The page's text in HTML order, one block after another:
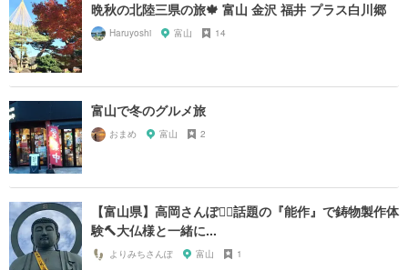
晩秋の北陸三県の旅🍁 富山 金沢 福井 プラス白川郷
Haruyoshi 富山 14
富山で冬のグルメ旅
おまめ 富山 2
【富山県】高岡さんぽ🚶‍♂️話題の『能作』で鋳物製作体
験🔨大仏様と一緒に...
よりみちさんぽ 富山 1